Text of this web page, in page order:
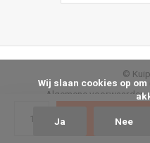
Algemene voorwaarden
©
Ja Nee